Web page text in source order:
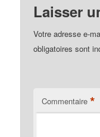
Laisser
Votre adresse e-
obligatoires sont
Commentaire *